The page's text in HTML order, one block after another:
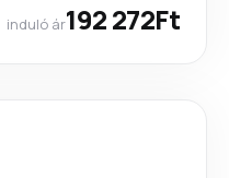
induló ár192 272Ft